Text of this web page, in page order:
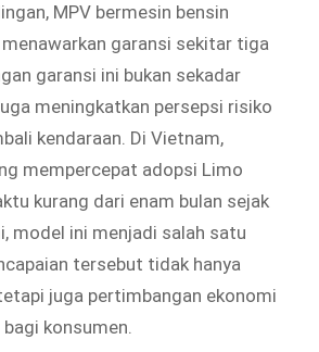
MPV bermesin bensin
garansi sekitar tiga
garansi ini bukan sekadar
meningkatkan persepsi risiko
kendaraan. Di Vietnam,
mempercepat adopsi Limo
kurang dari enam bulan sejak
model ini menjadi salah satu
tersebut tidak hanya
juga pertimbangan ekonomi
konsumen.